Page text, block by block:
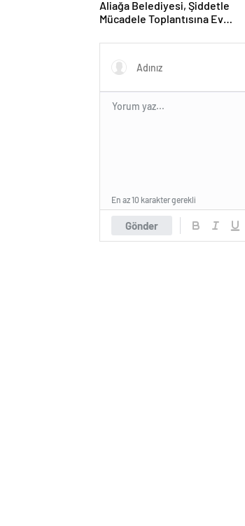
Aliağa Belediyesi, Şiddetle
Mücadele Toplantısına Ev
Gönder
En az 10 karakter gerekli